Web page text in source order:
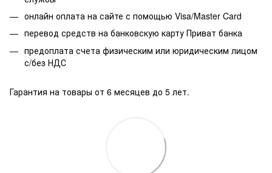
онлайн оплата на сайте с помощью Visa/Master Card
перевод средств на банковскую карту Приват банка
предоплата счета физическим или юридическим лицом
с/без НДС
Гарантия на товары от 6 месяцев до 5 лет.